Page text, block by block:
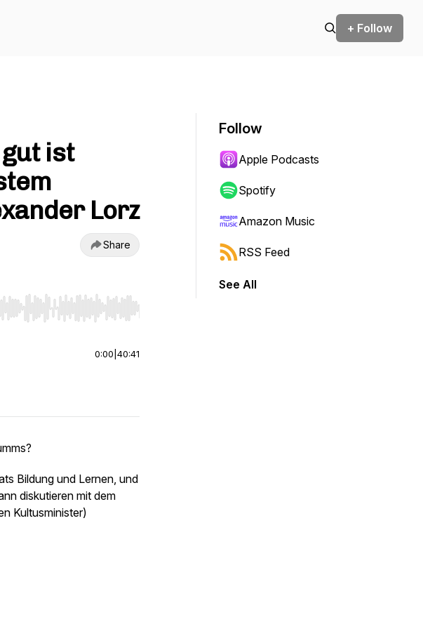
+ Follow
ist
Lorz
Share
to jump to start or end. Hold shift to jump forward or backward.
0:00 40:41
Bildung und Lernen, und
diskutieren mit dem
Kultusminister)
Follow
Apple Podcasts
Spotify
Amazon Music
RSS Feed
See All